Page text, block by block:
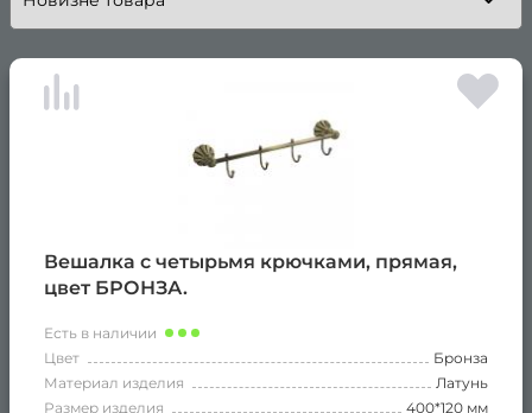
Вешалка с четырьмя крючками, прямая,
цвет БРОНЗА.
Есть в наличии
Цвет
Бронза
Материал изделия
Латунь
Размер изделия
400*120 мм